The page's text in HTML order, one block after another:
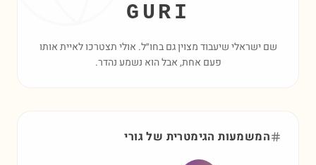
GURI
שם ישראלי שיעבוד מצוין גם בחו״ל. אולי תצטרכו לאיית אותו
פעם אחת, אבל הוא נשמע נהדר.
המשמעות הגימטרית שלגורי